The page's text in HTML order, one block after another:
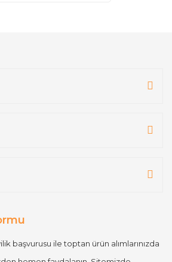
başvurusu ile toptan ürün alımlarınızda